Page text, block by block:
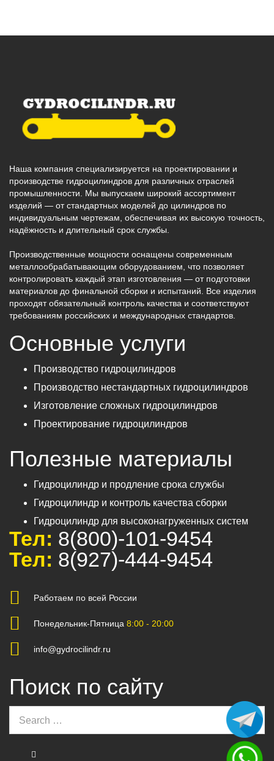
Наша компания специализируется на проектировании и
производстве гидроцилиндров для различных отраслей
промышленности. Мы выпускаем широкий ассортимент
изделий — от стандартных моделей до цилиндров по
индивидуальным чертежам, обеспечивая их высокую точность,
надёжность и длительный срок службы.
Производственные мощности оснащены современным
металлообрабатывающим оборудованием, что позволяет
контролировать каждый этап изготовления — от подготовки
материалов до финальной сборки и испытаний. Все изделия
проходят обязательный контроль качества и соответствуют
требованиям российских и международных стандартов.
Основные услуги
Производство гидроцилиндров
Производство нестандартных гидроцилиндров
Изготовление сложных гидроцилиндров
Проектирование гидроцилиндров
Полезные материалы
Гидроцилиндр и продление срока службы
Гидроцилиндр и контроль качества сборки
Гидроцилиндр для высоконагруженных систем
Тел: 8(800)-101-9454
Тел: 8(927)-444-9454
Работаем по всей России
Понедельник-Пятница 8:00 - 20:00
info@gydrocilindr.ru
Поиск по сайту